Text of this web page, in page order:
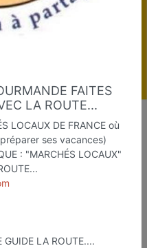
et Gastronomiq
FAITES
LA ROUTE...
LOCAUX DE FRANCE où
ses vacances)
: "MARCHÉS LOCAUX"
GUIDE LA ROUTE....